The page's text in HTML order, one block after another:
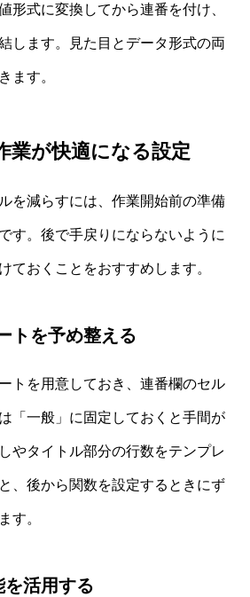
形式に変換してから連番を付け、
します。見た目とデータ形式の両
ます。
業が快適になる設定
を減らすには、作業開始前の準備
す。後で手戻りにならないように
ておくことをおすすめします。
トを予め整える
トを用意しておき、連番欄のセル
「一般」に固定しておくと手間が
やタイトル部分の行数をテンプレ
、後から関数を設定するときにず
す。
活用する